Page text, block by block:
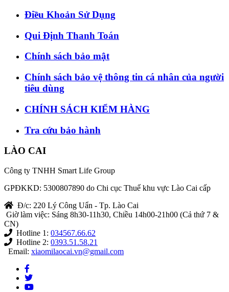
Điều Khoản Sử Dụng
Qui Định Thanh Toán
Chính sách bảo mật
Chính sách bảo vệ thông tin cá nhân của người
tiêu dùng
CHÍNH SÁCH KIỂM HÀNG
Tra cứu bảo hành
LÀO CAI
Công ty TNHH Smart Life Group
GPĐKKD: 5300807890 do Chi cục Thuế khu vực Lào Cai cấp
Đ/c: 220 Lý Công Uẩn - Tp. Lào Cai
Giờ làm việc: Sáng 8h30-11h30, Chiều 14h00-21h00 (Cả thứ 7 &
CN)
Hotline 1: 034567.66.62
Hotline 2: 0393.51.58.21
Email: xiaomilaocai.vn@gmail.com